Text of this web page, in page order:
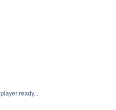
player ready...